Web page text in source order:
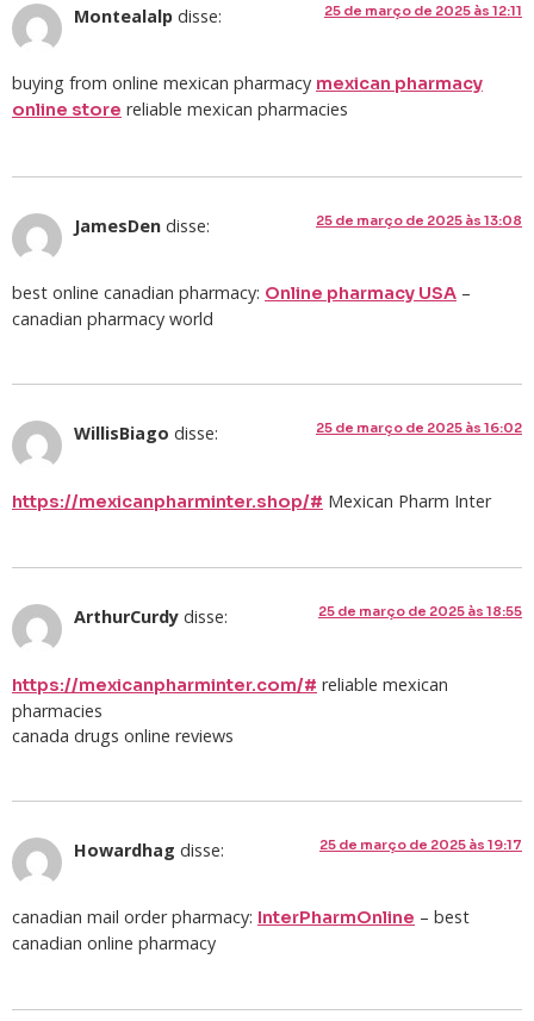
Montealalp disse: 25 de março de 2025 às 12:11
buying from online mexican pharmacy mexican pharmacy
online store reliable mexican pharmacies
JamesDen disse: 25 de março de 2025 às 13:08
best online canadian pharmacy: Online pharmacy USA –
canadian pharmacy world
WillisBiago disse: 25 de março de 2025 às 16:02
https://mexicanpharminter.shop/# Mexican Pharm Inter
ArthurCurdy disse: 25 de março de 2025 às 18:55
https://mexicanpharminter.com/# reliable mexican
pharmacies
canada drugs online reviews
Howardhag disse: 25 de março de 2025 às 19:17
canadian mail order pharmacy: InterPharmOnline – best
canadian online pharmacy